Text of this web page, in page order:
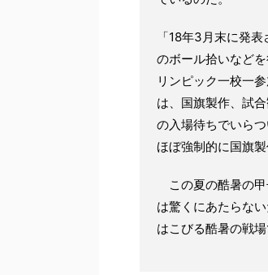
「18年3月末に発
のボール拾いなど
リンピック一校一
は、国旗製作、試
の入場待ちでいら
ほぼ強制的に国旗
この夏の酷暑の甲
は驚くにあたらな
はこびる酷暑の戦